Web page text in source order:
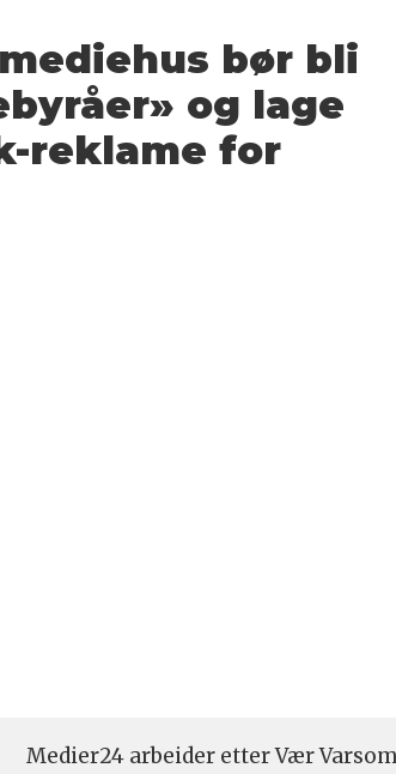
bør bli
og lage
reklame for
Medier24 arbeider etter Vær